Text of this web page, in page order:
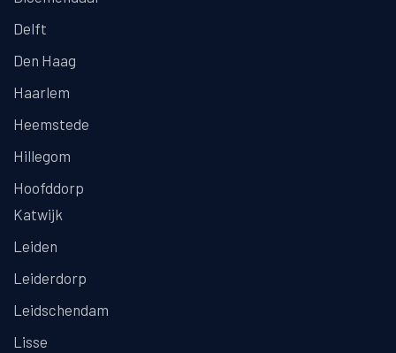
Delft
Den Haag
Haarlem
Heemstede
Hillegom
Hoofddorp
Katwijk
Leiden
Leiderdorp
Leidschendam
Lisse